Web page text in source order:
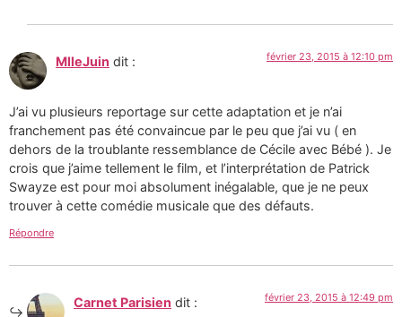
MlleJuin dit : février 23, 2015 à 12:10 pm
J’ai vu plusieurs reportage sur cette adaptation et je n’ai
franchement pas été convaincue par le peu que j’ai vu ( en
dehors de la troublante ressemblance de Cécile avec Bébé ). Je
crois que j’aime tellement le film, et l’interprétation de Patrick
Swayze est pour moi absolument inégalable, que je ne peux
trouver à cette comédie musicale que des défauts.
Répondre
Carnet Parisien dit : février 23, 2015 à 12:49 pm